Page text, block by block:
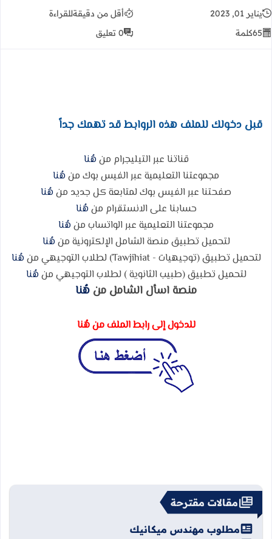
يناير 01, 2023
أقل من دقيقةللقراءة
65كلمة 0 تعليق
قبل دخولك للملف هذه الروابط قد تهمك جداً
قناتنا عبر التيليجرام منهُنا
مجموعتنا التعليمية عبر الفيس بوك منهُنا
صفحتنا عبر الفيس بوك لمتابعة كل جديد منهُنا
حسابنا على الانستقرام منهُنا
مجموعتنا التعليمية عبر الواتساب منهُنا
لتحميل تطبيق منصة الشامل الإلكترونية منهُنا
لتحميل تطبيق (توجيهيات - Tawjihiat) لطلاب التوجيهي من
هُنا
لتحميل تطبيق (طبيب الثانوية ) لطلاب التوجيهي منهُنا
منصة اسأل الشامل من هُنا
للدخول إلى رابط الملف من هُنا
مقالات مقترحة
مطلوب مهندس ميكانيك